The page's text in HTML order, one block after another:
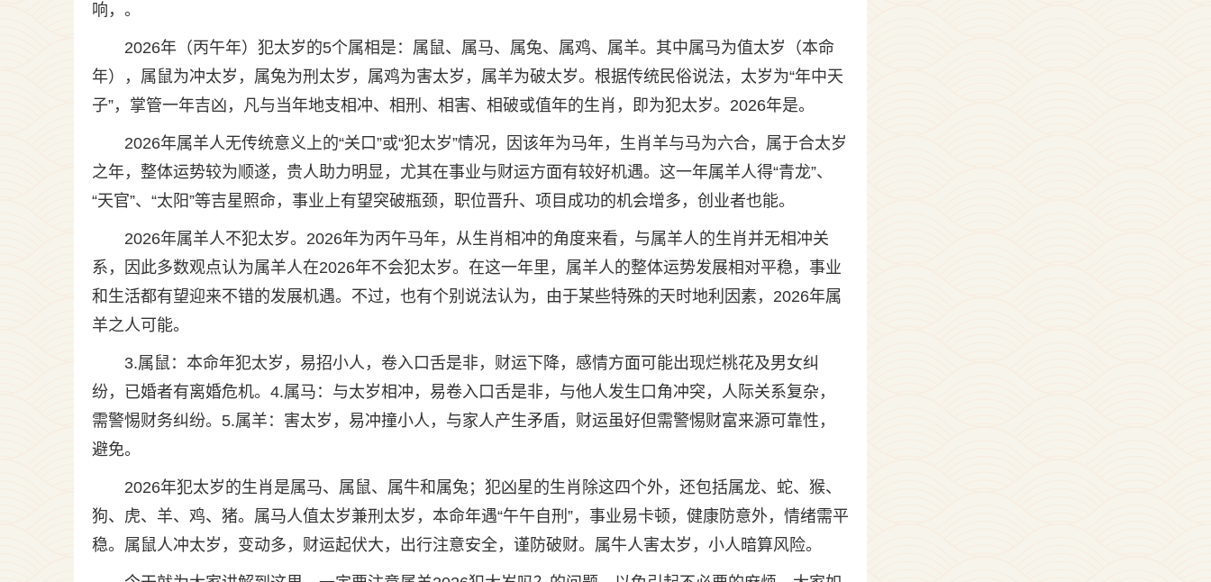
响，。
2026年（丙午年）犯太岁的5个属相是：属鼠、属马、属兔、属鸡、属羊。其中属马为值太岁（本命
年），属鼠为冲太岁，属兔为刑太岁，属鸡为害太岁，属羊为破太岁。根据传统民俗说法，太岁为“年中天
子”，掌管一年吉凶，凡与当年地支相冲、相刑、相害、相破或值年的生肖，即为犯太岁。2026年是。
2026年属羊人无传统意义上的“关口”或“犯太岁”情况，因该年为马年，生肖羊与马为六合，属于合太岁
之年，整体运势较为顺遂，贵人助力明显，尤其在事业与财运方面有较好机遇。这一年属羊人得“青龙”、
“天官”、“太阳”等吉星照命，事业上有望突破瓶颈，职位晋升、项目成功的机会增多，创业者也能。
2026年属羊人不犯太岁。2026年为丙午马年，从生肖相冲的角度来看，与属羊人的生肖并无相冲关
系，因此多数观点认为属羊人在2026年不会犯太岁。在这一年里，属羊人的整体运势发展相对平稳，事业
和生活都有望迎来不错的发展机遇。不过，也有个别说法认为，由于某些特殊的天时地利因素，2026年属
羊之人可能。
3.属鼠：本命年犯太岁，易招小人，卷入口舌是非，财运下降，感情方面可能出现烂桃花及男女纠
纷，已婚者有离婚危机。4.属马：与太岁相冲，易卷入口舌是非，与他人发生口角冲突，人际关系复杂，
需警惕财务纠纷。5.属羊：害太岁，易冲撞小人，与家人产生矛盾，财运虽好但需警惕财富来源可靠性，
避免。
2026年犯太岁的生肖是属马、属鼠、属牛和属兔；犯凶星的生肖除这四个外，还包括属龙、蛇、猴、
狗、虎、羊、鸡、猪。属马人值太岁兼刑太岁，本命年遇“午午自刑”，事业易卡顿，健康防意外，情绪需平
稳。属鼠人冲太岁，变动多，财运起伏大，出行注意安全，谨防破财。属牛人害太岁，小人暗算风险。